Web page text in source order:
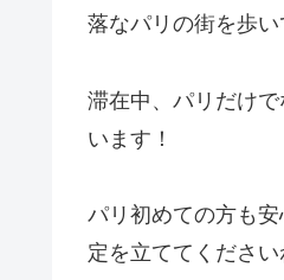
落なパリの街を歩い
滞在中、パリだけで
います！
パリ初めての方も
定を立ててください